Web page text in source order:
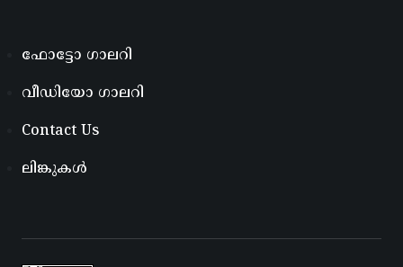
ഫോട്ടോ ഗാലറി
വീഡിയോ ഗാലറി
Contact Us
ലിങ്കുകൾ